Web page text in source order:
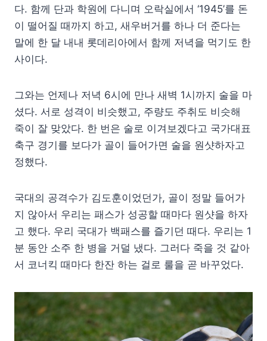
다. 함께 단과 학원에 다니며 오락실에서 ‘1945’를 돈
이 떨어질 때까지 하고, 새우버거를 하나 더 준다는
말에 한 달 내내 롯데리아에서 함께 저녁을 먹기도 한
사이다.
그와는 언제나 저녁 6시에 만나 새벽 1시까지 술을 마
셨다. 서로 성격이 비슷했고, 주량도 주취도 비슷해
죽이 잘 맞았다. 한 번은 술로 이겨보겠다고 국가대표
축구 경기를 보다가 골이 들어가면 술을 원샷하자고
정했다.
국대의 공격수가 김도훈이었던가, 골이 정말 들어가
지 않아서 우리는 패스가 성공할 때마다 원샷을 하자
고 했다. 우리 국대가 백패스를 즐기던 때다. 우리는 1
분 동안 소주 한 병을 거덜 냈다. 그러다 죽을 것 같아
서 코너킥 때마다 한잔 하는 걸로 룰을 곧 바꾸었다.